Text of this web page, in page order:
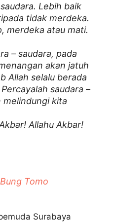
Lebih baik
tidak merdeka.
merdeka atau mati.
– saudara, pada
akan jatuh
Allah selalu berada
saudara –
melindungi kita
Allahu Akbar!
Tomo
Surabaya